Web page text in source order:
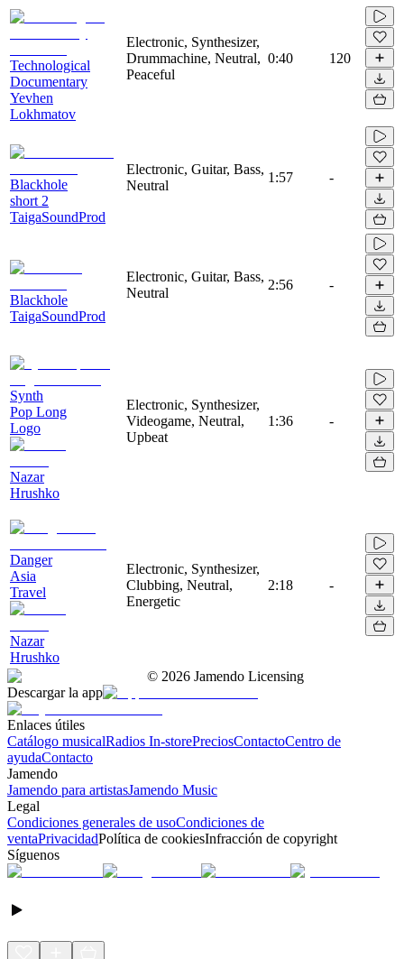
Technological
Documentary
Yevhen
Lokhmatov
Electronic, Synthesizer,
Drummachine, Neutral,
Peaceful
0:40 120
Blackhole
short 2
TaigaSoundProd
Electronic, Guitar, Bass,
Neutral
1:57 -
Blackhole
TaigaSoundProd
Electronic, Guitar, Bass,
Neutral
2:56 -
Synth
Pop Long
Logo
Nazar
Hrushko
Electronic, Synthesizer,
Videogame, Neutral,
Upbeat
1:36 -
Danger
Asia
Travel
Nazar
Hrushko
Electronic, Synthesizer,
Clubbing, Neutral,
Energetic
2:18 -
© 2026 Jamendo Licensing
Descargar la app
Enlaces útiles
Catálogo musicalRadios In-storePreciosContactoCentro de
ayudaContacto
Jamendo
Jamendo para artistasJamendo Music
Legal
Condiciones generales de usoCondiciones de
ventaPrivacidadPolítica de cookiesInfracción de copyright
Síguenos